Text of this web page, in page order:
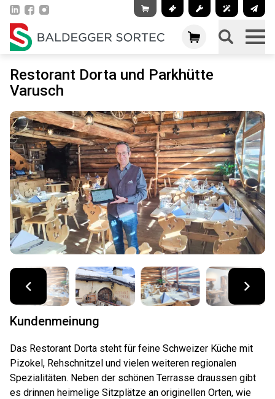
Restorant Dorta und Parkhütte
Varusch
Kundenmeinung
Das Restorant Dorta steht für feine Schweizer Küche mit
Pizokel, Rehschnitzel und vielen weiteren regionalen
Spezialitäten. Neben der schönen Terrasse draussen gibt
es drinnen heimelige Sitzplätze an originellen Orten, wie